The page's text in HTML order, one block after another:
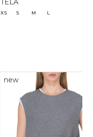
TELA
XS S M L
new